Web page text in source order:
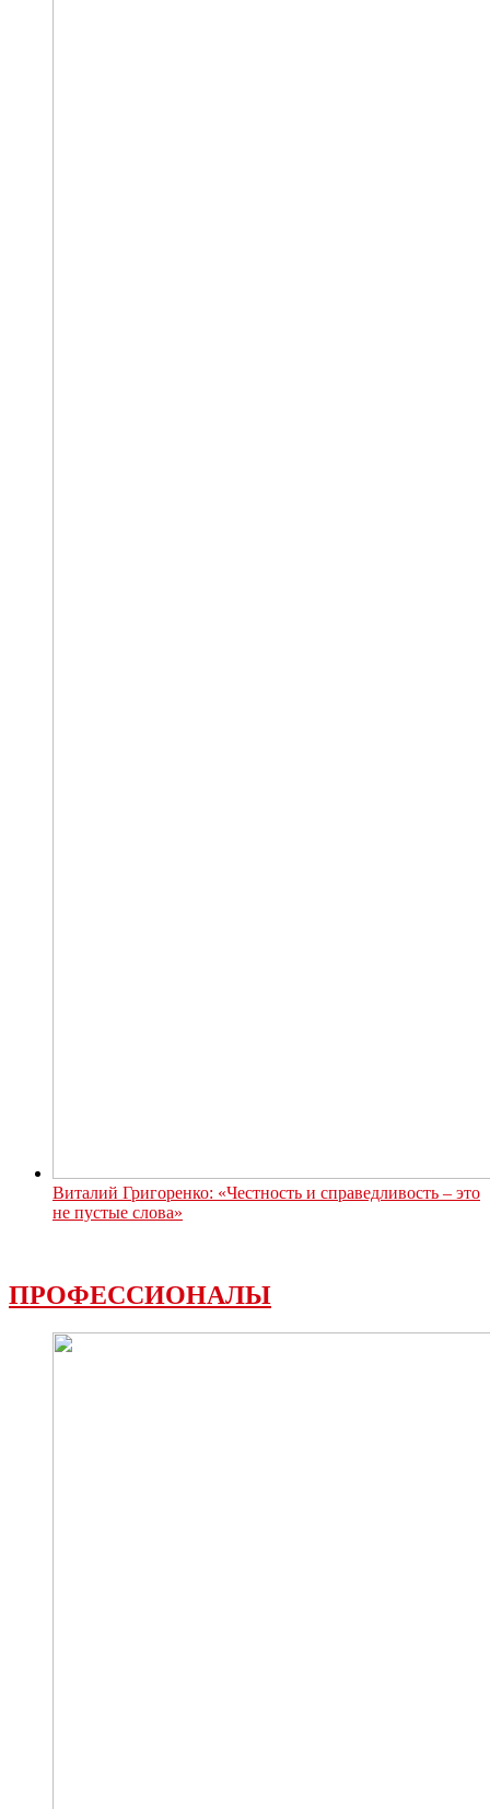
Виталий Григоренко: «Честность и справедливость – это
не пустые слова»
ПРОФЕССИОНАЛЫ